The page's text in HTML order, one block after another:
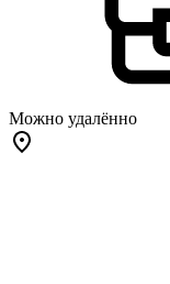
Можно удалённо